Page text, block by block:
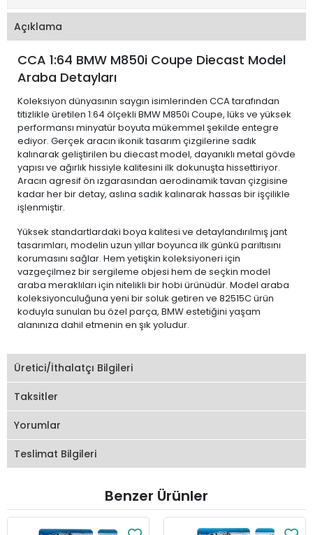
Açıklama
CCA 1:64 BMW M850i Coupe Diecast Model
Araba Detayları
Koleksiyon dünyasının saygın isimlerinden CCA tarafından
titizlikle üretilen 1:64 ölçekli BMW M850i Coupe, lüks ve yüksek
performansı minyatür boyuta mükemmel şekilde entegre
ediyor. Gerçek aracın ikonik tasarım çizgilerine sadık
kalınarak geliştirilen bu diecast model, dayanıklı metal gövde
yapısı ve ağırlık hissiyle kalitesini ilk dokunuşta hissettiriyor.
Aracın agresif ön ızgarasından aerodinamik tavan çizgisine
kadar her bir detay, aslına sadık kalınarak hassas bir işçilikle
işlenmiştir.
Yüksek standartlardaki boya kalitesi ve detaylandırılmış jant
tasarımları, modelin uzun yıllar boyunca ilk günkü parıltısını
korumasını sağlar. Hem yetişkin koleksiyoneri için
vazgeçilmez bir sergileme objesi hem de seçkin model
araba meraklıları için nitelikli bir hobi ürünüdür. Model araba
koleksiyonculuğuna yeni bir soluk getiren ve 82515C ürün
koduyla sunulan bu özel parça, BMW estetiğini yaşam
alanınıza dahil etmenin en şık yoludur.
Üretici/İthalatçı Bilgileri
Taksitler
Yorumlar
Teslimat Bilgileri
Benzer Ürünler